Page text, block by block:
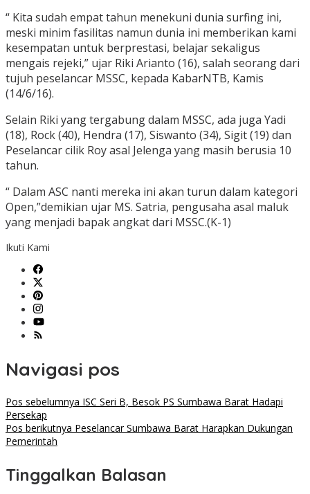
“ Kita sudah empat tahun menekuni dunia surfing ini,
meski minim fasilitas namun dunia ini memberikan kami
kesempatan untuk berprestasi, belajar sekaligus
mengais rejeki,” ujar Riki Arianto (16), salah seorang dari
tujuh peselancar MSSC, kepada KabarNTB, Kamis
(14/6/16).
Selain Riki yang tergabung dalam MSSC, ada juga Yadi
(18), Rock (40), Hendra (17), Siswanto (34), Sigit (19) dan
Peselancar cilik Roy asal Jelenga yang masih berusia 10
tahun.
“ Dalam ASC nanti mereka ini akan turun dalam kategori
Open,”demikian ujar MS. Satria, pengusaha asal maluk
yang menjadi bapak angkat dari MSSC.(K-1)
Ikuti Kami
Navigasi pos
Pos sebelumnya ISC Seri B, Besok PS Sumbawa Barat Hadapi
Persekap
Pos berikutnya Peselancar Sumbawa Barat Harapkan Dukungan
Pemerintah
Tinggalkan Balasan